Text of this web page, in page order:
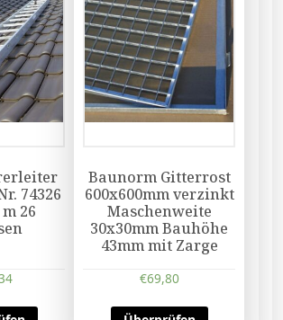
74326
26
Baunorm Gitterrost
600x600mm verzinkt
Maschenweite
30x30mm Bauhöhe
43mm mit Zarge
€69,80